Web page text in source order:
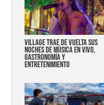
Village trae de vuelta sus
noches de música en vivo,
gastronomía y
entretenimiento